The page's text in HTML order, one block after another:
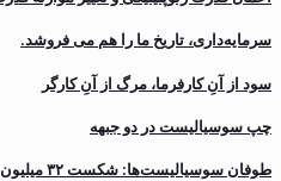
سرمایه‌داری، تاریخ ما را هم می فروشد.
سود از آنِ کارفرما، مرگ از آنِ کارگر
چپ سوسیالیست در دو جبهه
طوفان